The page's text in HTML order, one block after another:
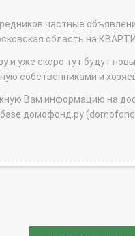
частные
область на
и уже скоро тут будут
собственниками и
Вам информацию на
домофонд.ру